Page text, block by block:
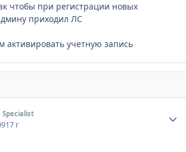
чтобы при регистрации новых
приходил ЛС
активировать учетную запись
Specialist
17 г